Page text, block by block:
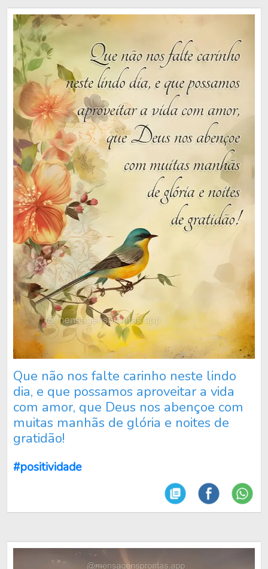
Que não nos falte carinho neste lindo
dia, e que possamos aproveitar a vida
com amor, que Deus nos abençoe com
muitas manhãs de glória e noites de
gratidão!
#positividade